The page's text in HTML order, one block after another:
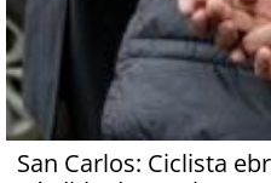
San Carlos: Ciclista